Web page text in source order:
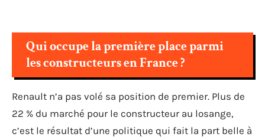
Qui occupe la première place parmi
les constructeurs en France ?
Renault n’a pas volé sa position de premier. Plus de
22 % du marché pour le constructeur au losange,
c’est le résultat d’une politique qui fait la part belle à